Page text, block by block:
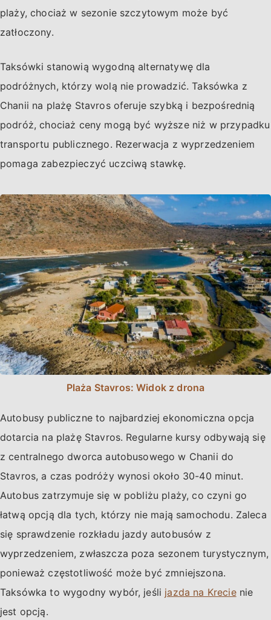
plaży, chociaż w sezonie szczytowym może być
zatłoczony.
Taksówki stanowią wygodną alternatywę dla
podróżnych, którzy wolą nie prowadzić. Taksówka z
Chanii na plażę Stavros oferuje szybką i bezpośrednią
podróż, chociaż ceny mogą być wyższe niż w przypadku
transportu publicznego. Rezerwacja z wyprzedzeniem
pomaga zabezpieczyć uczciwą stawkę.
Plaża Stavros: Widok z drona
Autobusy publiczne to najbardziej ekonomiczna opcja
dotarcia na plażę Stavros. Regularne kursy odbywają się
z centralnego dworca autobusowego w Chanii do
Stavros, a czas podróży wynosi około 30-40 minut.
Autobus zatrzymuje się w pobliżu plaży, co czyni go
łatwą opcją dla tych, którzy nie mają samochodu. Zaleca
się sprawdzenie rozkładu jazdy autobusów z
wyprzedzeniem, zwłaszcza poza sezonem turystycznym,
ponieważ częstotliwość może być zmniejszona.
Taksówka to wygodny wybór, jeśli jazda na Krecienie
jest opcją.